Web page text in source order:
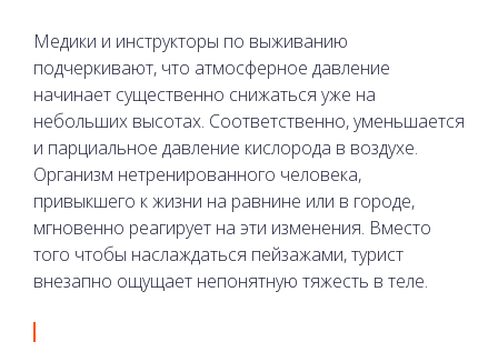
Медики и инструкторы по выживанию
подчеркивают, что атмосферное давление
начинает существенно снижаться уже на
небольших высотах. Соответственно, уменьшается
и парциальное давление кислорода в воздухе.
Организм нетренированного человека,
привыкшего к жизни на равнине или в городе,
мгновенно реагирует на эти изменения. Вместо
того чтобы наслаждаться пейзажами, турист
внезапно ощущает непонятную тяжесть в теле.